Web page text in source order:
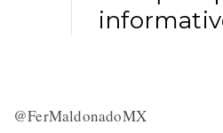
@FerMaldonadoMX